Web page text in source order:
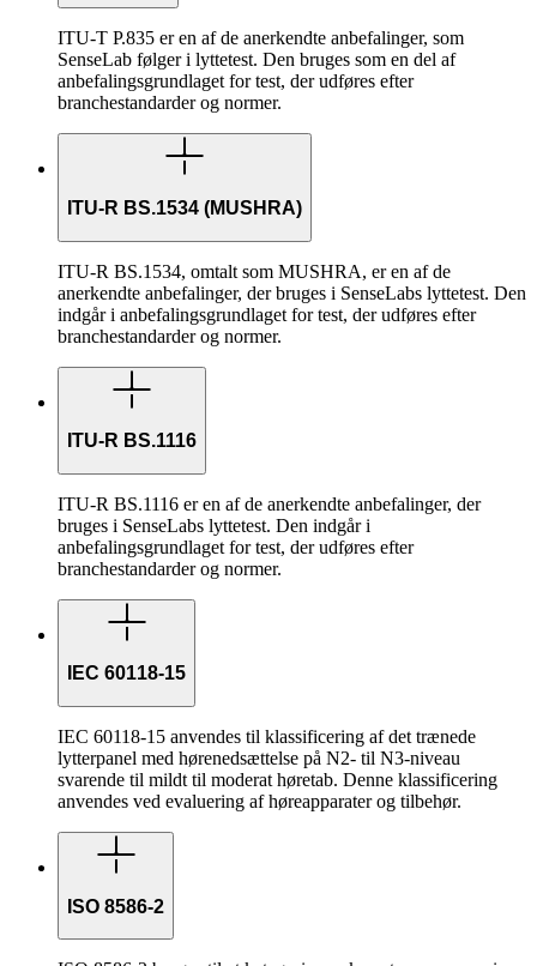
ITU-T P.835 er en af de anerkendte anbefalinger, som
SenseLab følger i lyttetest. Den bruges som en del af
anbefalingsgrundlaget for test, der udføres efter
branchestandarder og normer.
ITU-R BS.1534 (MUSHRA)
ITU-R BS.1534, omtalt som MUSHRA, er en af de
anerkendte anbefalinger, der bruges i SenseLabs lyttetest. Den
indgår i anbefalingsgrundlaget for test, der udføres efter
branchestandarder og normer.
ITU-R BS.1116
ITU-R BS.1116 er en af de anerkendte anbefalinger, der
bruges i SenseLabs lyttetest. Den indgår i
anbefalingsgrundlaget for test, der udføres efter
branchestandarder og normer.
IEC 60118-15
IEC 60118-15 anvendes til klassificering af det trænede
lytterpanel med hørenedsættelse på N2- til N3-niveau
svarende til mildt til moderat høretab. Denne klassificering
anvendes ved evaluering af høreapparater og tilbehør.
ISO 8586-2